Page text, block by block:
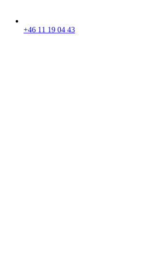
+46 11 19 04 43